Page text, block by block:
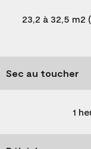
23,2 à 32,5 m2
Sec au toucher
1